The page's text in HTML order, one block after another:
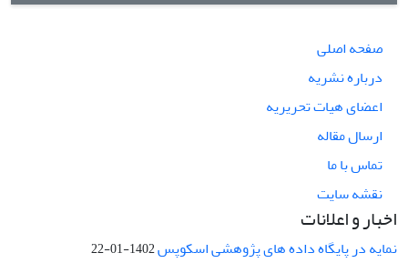
صفحه اصلی
درباره نشریه
اعضای هیات تحریریه
ارسال مقاله
تماس با ما
نقشه سایت
اخبار و اعلانات
نمایه در پایگاه داده های پژوهشی اسکوپس1402-01-22